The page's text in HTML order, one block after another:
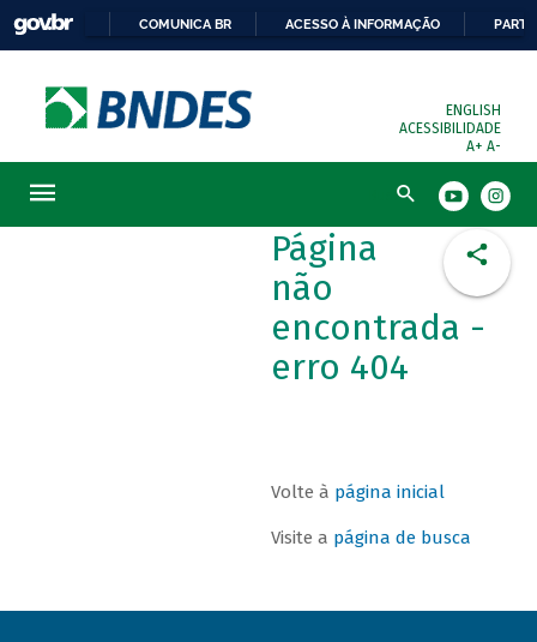
COMUNICA BR ACESSO À INFORMAÇÃO
ENGLISH
ACESSIBILIDADE
A+ A-
Busca
Página
não
encontrada -
erro 404
Volte à página inicial
Visite a página de busca